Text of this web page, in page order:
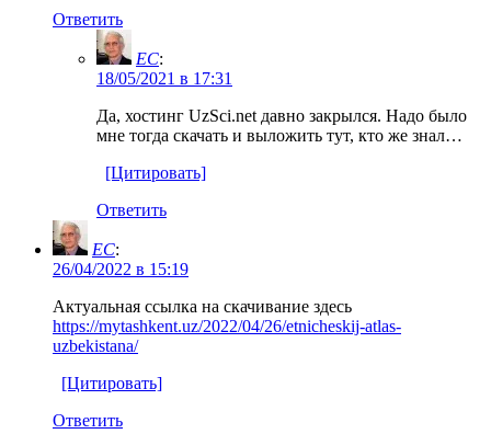
Ответить
EC:
18/05/2021 в 17:31
Да, хостинг UzSci.net давно закрылся. Надо было
мне тогда скачать и выложить тут, кто же знал…
[Цитировать]
Ответить
EC:
26/04/2022 в 15:19
Актуальная ссылка на скачивание здесь
https://mytashkent.uz/2022/04/26/etnicheskij-atlas-
uzbekistana/
[Цитировать]
Ответить